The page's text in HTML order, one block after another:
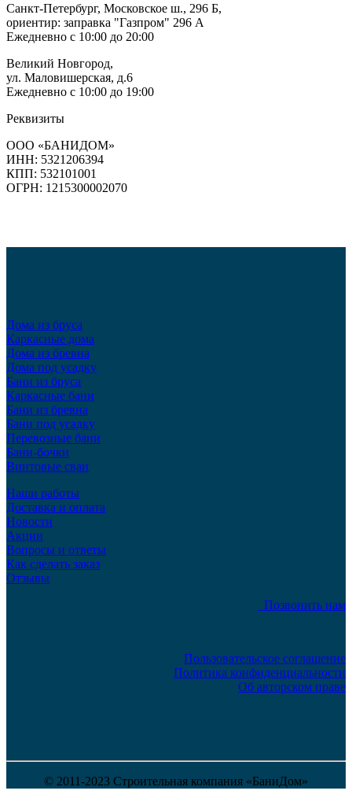
Санкт-Петербург, Московское ш., 296 Б,
ориентир: заправка "Газпром" 296 А
Ежедневно с 10:00 до 20:00
Великий Новгород,
ул. Маловишерская, д.6
Ежедневно с 10:00 до 19:00
Реквизиты
ООО «БАНИДОМ»
ИНН: 5321206394
КПП: 532101001
ОГРН: 1215300002070
Дома из бруса
Каркасные дома
Дома из бревна
Дома под усадку
Бани из бруса
Каркасные бани
Бани из бревна
Бани под усадку
Перевозные бани
Бани-бочки
Винтовые сваи
Наши работы
Доставка и оплата
Новости
Акции
Вопросы и ответы
Как сделать заказ
Отзывы
Позвонить нам
Пользовательское соглашение
Политика конфиденциальности
Об авторском праве
© 2011-2023 Строительная компания «БаниДом»